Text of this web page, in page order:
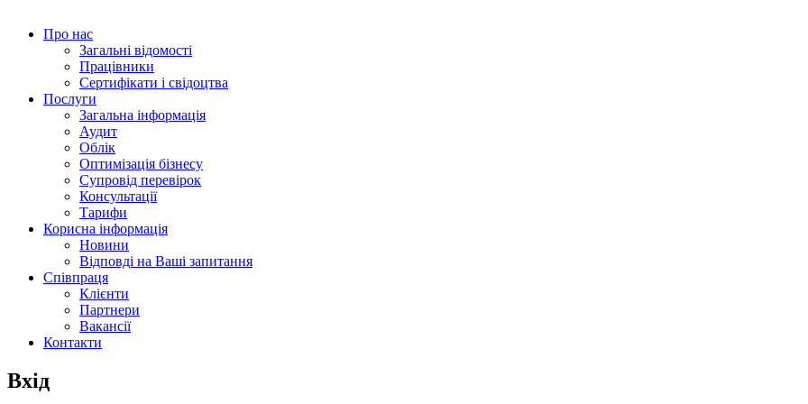
Про нас
Загальні відомості
Працівники
Сертифікати і свідоцтва
Послуги
Загальна інформація
Аудит
Облік
Оптимізація бізнесу
Супровід перевірок
Консультації
Тарифи
Корисна інформація
Новини
Відповді на Ваші запитання
Співпраця
Клієнти
Партнери
Вакансії
Контакти
Вхід